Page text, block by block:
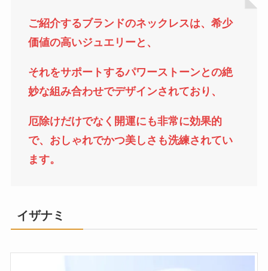
ご紹介するブランドのネックレスは、希少
価値の高いジュエリーと、
それをサポートするパワーストーンとの絶
妙な組み合わせでデザインされており、
厄除けだけでなく開運にも非常に効果的
で、おしゃれでかつ美しさも洗練されてい
ます。
イザナミ